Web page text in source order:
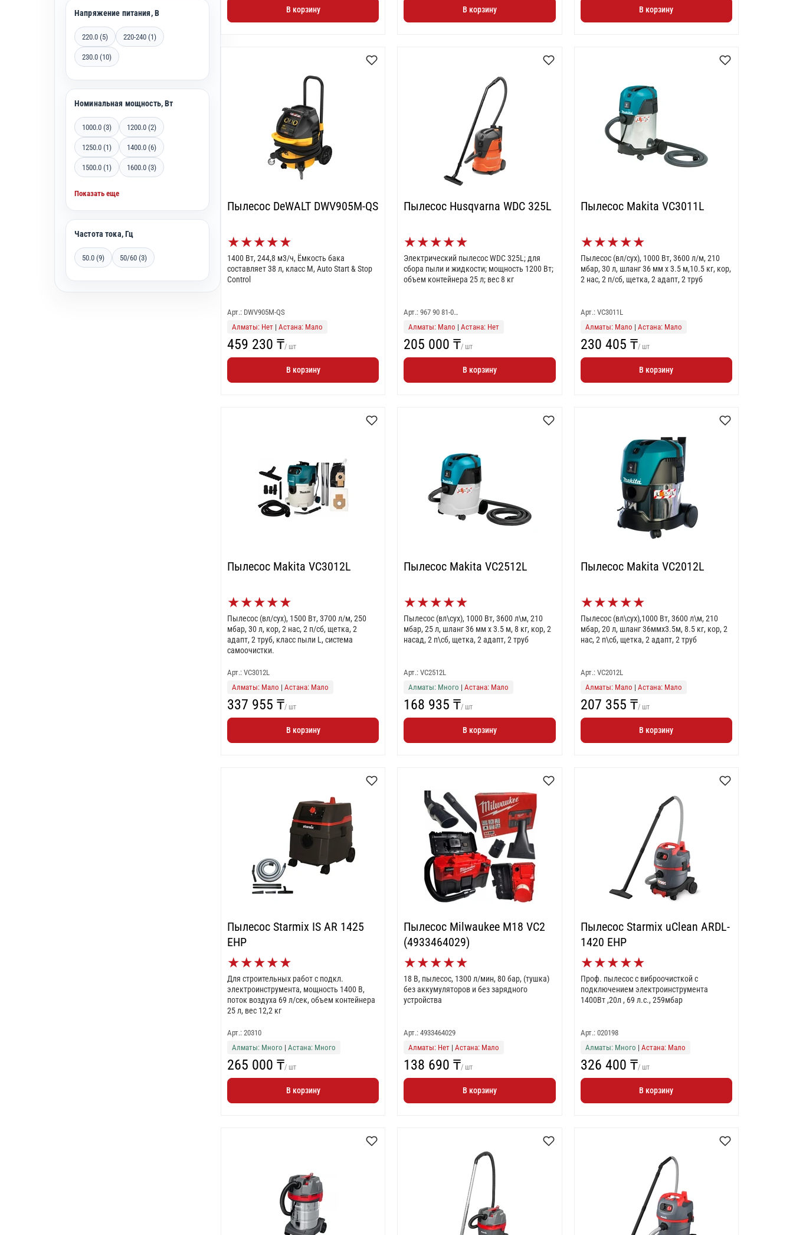
Напряжение питания, В
220.0 (5) 220-240 (1)
230.0 (10)
Номинальная мощность, Вт
1000.0 (3) 1200.0 (2)
1250.0 (1) 1400.0 (6)
1500.0 (1) 1600.0 (3)
Показать еще
Частота тока, Гц
50.0 (9) 50/60 (3)
В корзину В корзину В корзину
Пылесос DeWALT DWV905M-QS
★★★★★
1400 Вт, 244,8 м3/ч, Ёмкость бака
составляет 38 л, класс М, Auto Start & Stop
Control
Арт.: DWV905M-QS
Алматы: Нет | Астана: Мало
459 230 ₸/ шт
В корзину
Пылесос Husqvarna WDC 325L
★★★★★
Электрический пылесос WDC 325L; для
сбора пыли и жидкости; мощность 1200 Вт;
объем контейнера 25 л; вес 8 кг
Арт.: 967 90 81-0…
Алматы: Мало |Астана: Нет
205 000 ₸/ шт
В корзину
Пылесос Makita VC3011L
★★★★★
Пылесос (вл/сух), 1000 Вт, 3600 л/м, 210
мбар, 30 л, шланг 36 мм х 3.5 м,10.5 кг, кор,
2 нас, 2 п/сб, щетка, 2 адапт, 2 труб
Арт.: VC3011L
Алматы: Мало | Астана: Мало
230 405 ₸/ шт
В корзину
Пылесос Makita VC3012L
★★★★★
Пылесос (вл/сух), 1500 Вт, 3700 л/м, 250
мбар, 30 л, кор, 2 нас, 2 п/сб, щетка, 2
адапт, 2 труб, класс пыли L, система
самоочистки.
Арт.: VC3012L
Алматы: Мало | Астана: Мало
337 955 ₸/ шт
В корзину
Пылесос Makita VC2512L
★★★★★
Пылесос (вл\сух), 1000 Вт, 3600 л\м, 210
мбар, 25 л, шланг 36 мм х 3.5 м, 8 кг, кор, 2
насад, 2 п\сб, щетка, 2 адапт, 2 труб
Арт.: VC2512L
Алматы: Много |Астана: Мало
168 935 ₸/ шт
В корзину
Пылесос Makita VC2012L
★★★★★
Пылесос (вл\сух),1000 Вт, 3600 л\м, 210
мбар, 20 л, шланг 36ммх3.5м, 8.5 кг, кор, 2
нас, 2 п\сб, щетка, 2 адапт, 2 труб
Арт.: VC2012L
Алматы: Мало | Астана: Мало
207 355 ₸/ шт
В корзину
Пылесос Starmix IS AR 1425
EHP
★★★★★
Для строительных работ с подкл.
электроинструмента, мощность 1400 В,
поток воздуха 69 л/сек, объем контейнера
25 л, вес 12,2 кг
Арт.: 20310
Алматы: Много | Астана: Много
265 000 ₸/ шт
В корзину
Пылесос Milwaukee M18 VC2
(4933464029)
★★★★★
18 В, пылесос, 1300 л/мин, 80 бар, (тушка)
без аккумуляторов и без зарядного
устройства
Арт.: 4933464029
Алматы: Нет |Астана: Мало
138 690 ₸/ шт
В корзину
Пылесос Starmix uClean ARDL-
1420 EHP
★★★★★
Проф. пылесос с виброочисткой с
подключением электроинструмента
1400Вт ,20л , 69 л.с., 259мбар
Арт.: 020198
Алматы: Много | Астана: Мало
326 400 ₸/ шт
В корзину